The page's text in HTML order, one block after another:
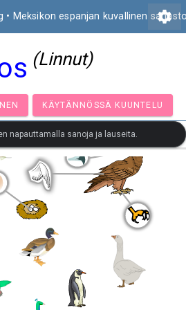
• Meksikon espanjan kuvallinen settings
(Linnut)
KÄYTÄNNÖSSÄ
napauttamalla sanoja ja lauseita.